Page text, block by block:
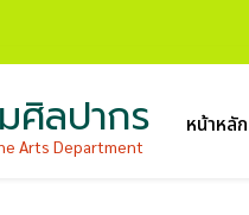
ศิลปากร
Arts Department
หน้าหลัก